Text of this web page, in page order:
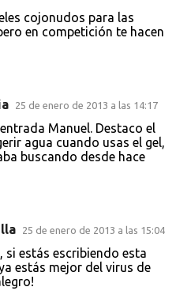
cojonudos para las
en competición te hacen
25 de enero de 2013 a las 14:17
Manuel. Destaco el
agua cuando usas el gel,
buscando desde hace
25 de enero de 2013 a las 15:04
si estás escribiendo esta
estás mejor del virus de